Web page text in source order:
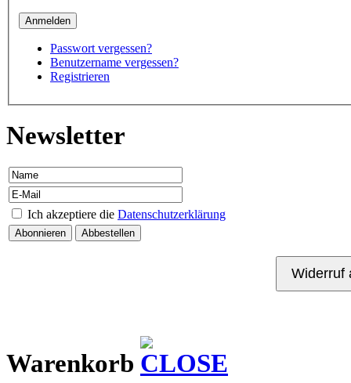
Passwort vergessen?
Benutzername vergessen?
Registrieren
Newsletter
Ich akzeptiere die Datenschutzerklärung
Warenkorb